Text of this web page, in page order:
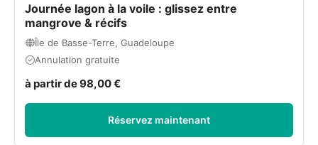
Journée lagon à la voile : glissez entre
mangrove & récifs
Île de Basse-Terre, Guadeloupe
Annulation gratuite
à partir de 98,00 €
Réservez maintenant